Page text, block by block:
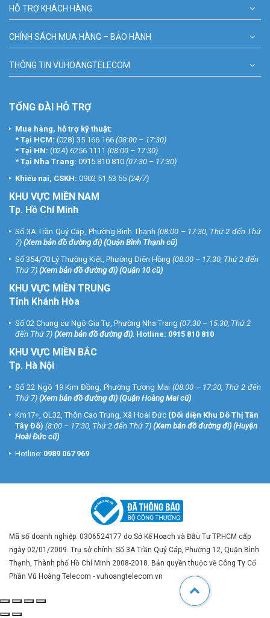
HỖ TRỢ KHÁCH HÀNG
CHÍNH SÁCH MUA HÀNG – BẢO HÀNH
THÔNG TIN VUHOANGTELECOM
TỔNG ĐÀI HỖ TRỢ
Mua hàng, hỗ trợ kỹ thuật:
* Tại HCM: (028) 35 166 166 (08:00 – 17:30)
* Tại HN: (024) 6256 1111 (08:00 – 17:30)
* Tại Nha Trang: 0915 810 810 (07:30 – 17:30)
Khiếu nại, CSKH: 0902 51 53 55 (24/7)
KHU VỰC MIỀN NAM
Tp. Hồ Chí Minh
Số 3A Trần Quý Cáp, Phường Bình Thạnh (08:00 – 17:30, Thứ 2 đến Thứ
7) (Xem bản đồ đường đi) (Quận Bình Thạnh cũ)
Số 354/70 Lý Thường Kiệt, Phường Diên Hồng (08:00 – 17:30, Thứ 2 đến
Thứ 7) (Xem bản đồ đường đi) (Quận 10 cũ)
KHU VỰC MIỀN TRUNG
Tỉnh Khánh Hòa
Số 02 Chung cư Ngô Gia Tự, Phường Nha Trang (07:30 – 15:30, Thứ 2
đến Thứ 7) (Xem bản đồ đường đi). Hotline: 0915 810 810
KHU VỰC MIỀN BẮC
Tp. Hà Nội
Số 22 Ngõ 19 Kim Đồng, Phường Tương Mai (08:00 – 17:30, Thứ 2 đến
Thứ 7) (Xem bản đồ đường đi) (Quận Hoàng Mai cũ)
Km17+, QL32, Thôn Cao Trung, Xã Hoài Đức (Đối diện Khu Đô Thị Tân
Tây Đô) (8:00 – 17:30, Thứ 2 đến Thứ 7) (Xem bản đồ đường đi) (Huyện
Hoài Đức cũ)
Hotline: 0989 067 969
Mã số doanh nghiệp: 0306524177 do Sở Kế Hoạch và Đầu Tư TP.HCM cấp
ngày 02/01/2009. Trụ sở chính: Số 3A Trần Quý Cáp, Phường 12, Quận Bình
Thạnh, Thành phố Hồ Chí Minh 2008-2018. Bản quyền thuộc về Công Ty Cổ
Phần Vũ Hoàng Telecom - vuhoangtelecom.vn